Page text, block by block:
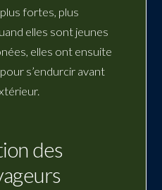
fortes, plus
elles sont jeunes
elles ont ensuite
s’endurcir avant
des